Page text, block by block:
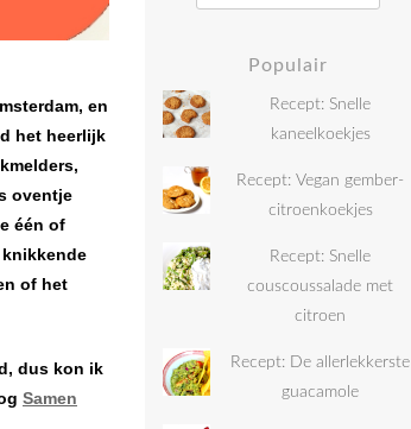
en
het heerlijk
oventje
één of
of het
dus kon ik
Samen
Populair
Recept: Snelle
kaneelkoekjes
Recept: Vegan gember-
citroenkoekjes
Recept: Snelle
couscoussalade met
citroen
Recept: De allerlekkerste
guacamole